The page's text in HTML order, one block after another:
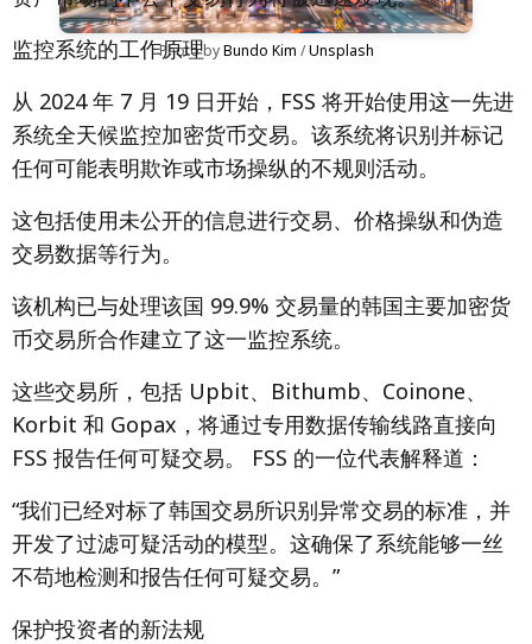
Photo by Bundo Kim / Unsplash
监控系统的工作原理
从 2024 年 7 月 19 日开始，FSS 将开始使用这一先进
系统全天候监控加密货币交易。该系统将识别并标记
任何可能表明欺诈或市场操纵的不规则活动。
这包括使用未公开的信息进行交易、价格操纵和伪造
交易数据等行为。
该机构已与处理该国 99.9% 交易量的韩国主要加密货
币交易所合作建立了这一监控系统。
这些交易所，包括 Upbit、Bithumb、Coinone、
Korbit 和 Gopax，将通过专用数据传输线路直接向
FSS 报告任何可疑交易。 FSS 的一位代表解释道：
“我们已经对标了韩国交易所识别异常交易的标准，并
开发了过滤可疑活动的模型。这确保了系统能够一丝
不苟地检测和报告任何可疑交易。”
保护投资者的新法规